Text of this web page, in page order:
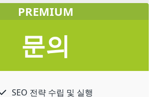
PREMIUM
문의
SEO 전략 수립 및 실행